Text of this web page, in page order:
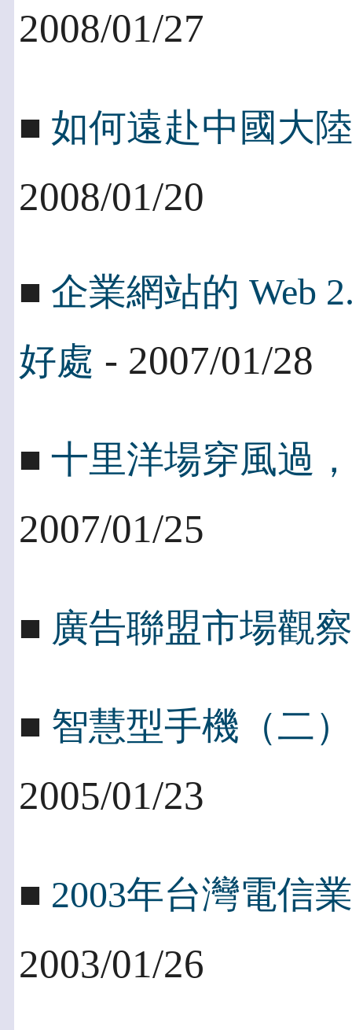
2008/01/27
■ 如何遠赴中國大
2008/01/20
■ 企業網站的 Web
好處 - 2007/01/28
■ 十里洋場穿風過
2007/01/25
■ 廣告聯盟市場觀察
■ 智慧型手機（二
2005/01/23
■ 2003年台灣電信
2003/01/26